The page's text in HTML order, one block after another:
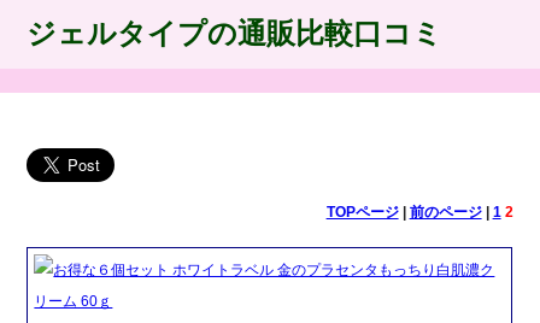
ジェルタイプの通販比較口コミ
TOPページ| 前のページ| 1 2
お得な６個セット ホワイトラベル 金のプラセンタもっちり白肌濃ク
リーム 60ｇ